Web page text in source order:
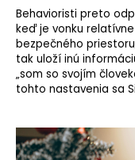
Behavioristi preto
keď je vonku
bezpečného
tak uloží inú
„som so svojím
tohto nastavenia sa